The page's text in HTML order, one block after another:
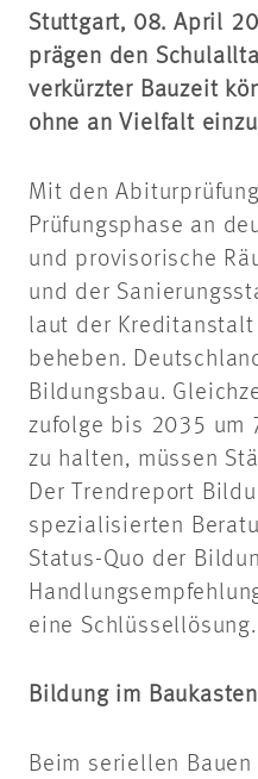
Stuttgart, 08. April
prägen den
verkürzter Bauzeit
ohne an Vielfalt
Mit den
Prüfungsphase an
und provisorische
und der
laut der Kreditanstalt
beheben.
Bildungsbau.
zufolge bis 2035 um
zu halten, müssen
Der Trendreport
spezialisierten
Status-Quo der
eine Schlüssellösung.
Bildung im
Beim seriellen